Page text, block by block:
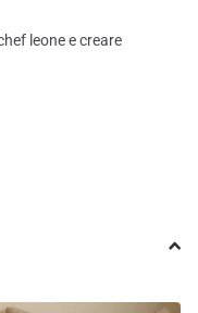
leone e creare